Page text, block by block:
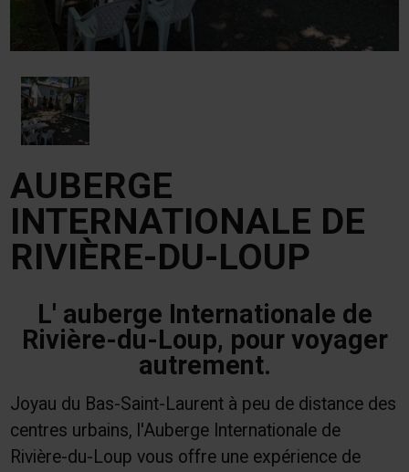
AUBERGE
INTERNATIONALE DE
RIVIÈRE-DU-LOUP
L' auberge Internationale de
Rivière-du-Loup, pour voyager
autrement.
Joyau du Bas-Saint-Laurent à peu de distance des
centres urbains, l'Auberge Internationale de
Rivière-du-Loup vous offre une expérience de